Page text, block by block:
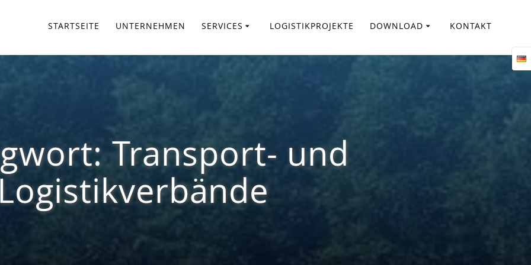
STARTSEITE UNTERNEHMEN SERVICES LOGISTIKPROJEKTE DOWNLOAD KONTAKT
Transport- und